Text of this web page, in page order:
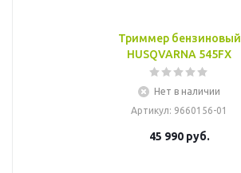
Триммер бензиновый
HUSQVARNA 545FX
Нет в наличии
Артикул: 9660156-01
45 990руб.